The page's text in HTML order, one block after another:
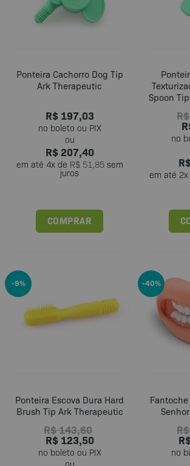
Ponteira Cachorro Dog Tip
Ark Therapeutic
R$197,03
R$207,40
em até 4x de R$51,85sem
juros
COMPRAR
Spoon
R$
em até 2x
-9%
Ponteira Escova Dura Hard
Brush Tip Ark Therapeutic
R$143,60
R$123,50
-40%
Fantoche
R$